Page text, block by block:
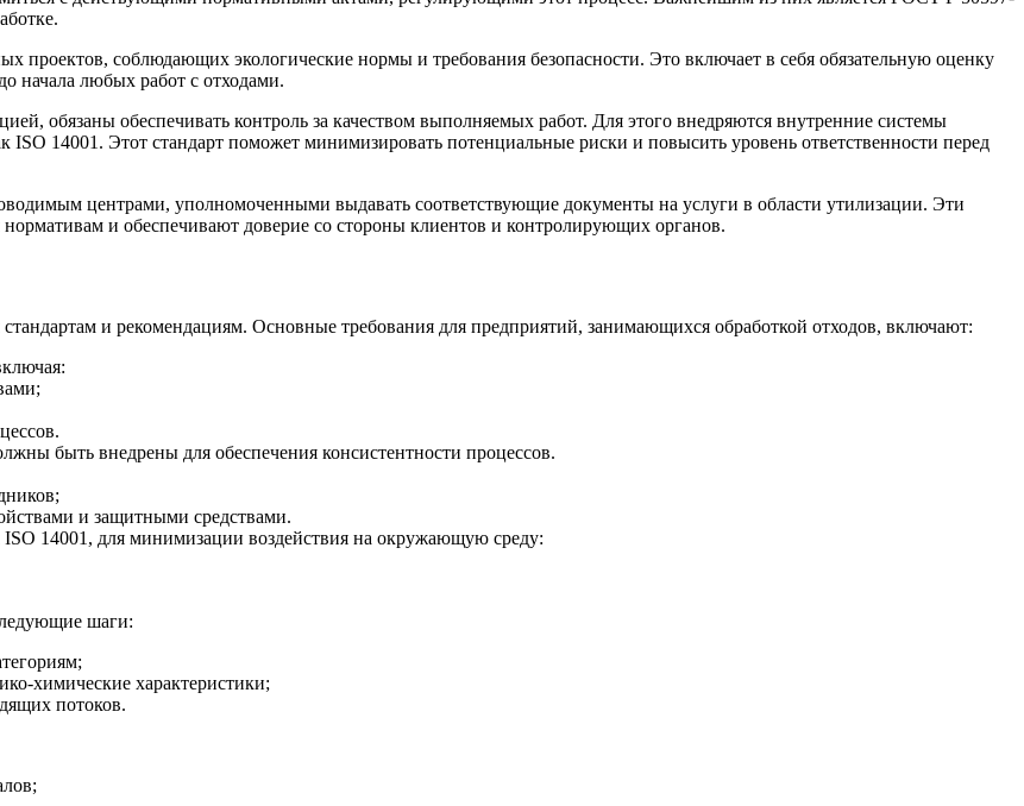
проектов, соблюдающих экологические нормы и требования безопасности. Это включает в себя обязательную оценку
начала любых работ с отходами.
обязаны обеспечивать контроль за качеством выполняемых работ. Для этого внедряются внутренние системы
14001. Этот стандарт поможет минимизировать потенциальные риски и повысить уровень ответственности перед
центрами, уполномоченными выдавать соответствующие документы на услуги в области утилизации. Эти
и обеспечивают доверие со стороны клиентов и контролирующих органов.
и рекомендациям. Основные требования для предприятий, занимающихся обработкой отходов, включают:
быть внедрены для обеспечения консистентности процессов.
и защитными средствами.
ISO 14001, для минимизации воздействия на окружающую среду:
шаги:
химические характеристики;
потоков.